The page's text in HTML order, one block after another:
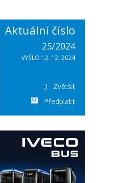
Aktuální číslo
25/2024
VYŠLO 12. 12. 2024
Zvětšit
Předplatit